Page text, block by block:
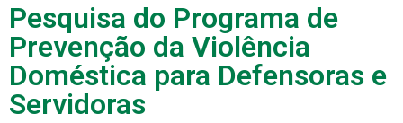
Pesquisa do Programa de
Prevenção da Violência
Doméstica para Defensoras e
Servidoras